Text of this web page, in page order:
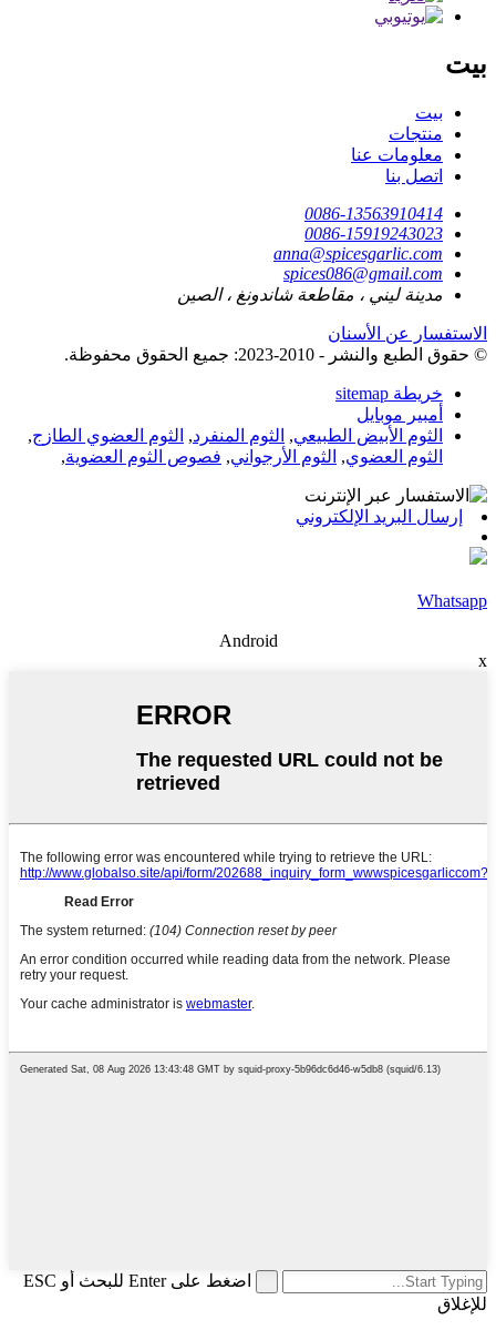
بيت
بيت
منتجات
معلومات عنا
اتصل بنا
0086-13563910414
0086-15919243023
anna@spicesgarlic.com
spices086@gmail.com
مدينة ليني ، مقاطعة شاندونغ ، الصين
الاستفسار عن الأسنان
© حقوق الطبع والنشر - 2010-2023: جميع الحقوق محفوظة.
خريطة sitemap
أمبير موبايل
الثوم الأبيض الطبيعي, الثوم المنفرد, الثوم العضوي الطازج,
الثوم العضوي, الثوم الأرجواني, فصوص الثوم العضوية,
إرسال البريد الإلكتروني
Whatsapp
Android
x
اضغط على Enter للبحث أو ESC
للإغلاق